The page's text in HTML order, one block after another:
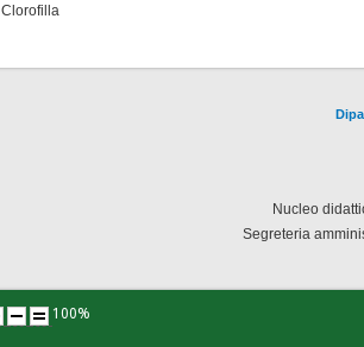
Clorofilla
Nucleo
Segreteria
100%